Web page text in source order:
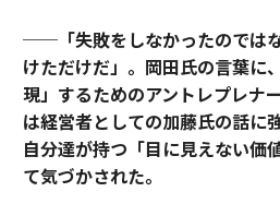
──「失敗をしなかったのでは
けただけだ」。 岡田氏の言葉に
現」するためのアントレプレナ
は経営者としての加藤氏の話に
自分達が持つ「目に見えない価
て気づかされた。